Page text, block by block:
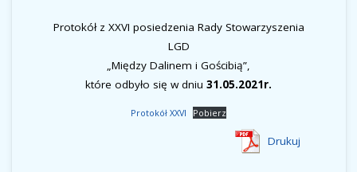
Protokół z XXVI posiedzenia Rady Stowarzyszenia
LGD
„Między Dalinem i Gościbią”,
które odbyło się w dniu 31.05.2021r.
Protokół XXVI Pobierz
Drukuj